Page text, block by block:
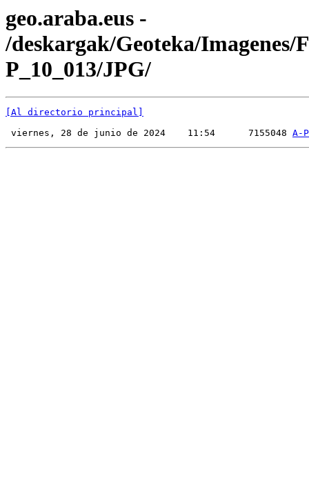
geo.araba.eus -
/deskargak/Geoteka/Imagenes/
P_10_013/JPG/
[Al directorio principal]
viernes, 28 de junio de 2024    11:54      7155048 A-